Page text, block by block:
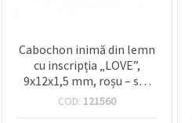
Cabochon inimă din lemn
cu inscripția „LOVE”,
9x12x1,5 mm, roșu – set
10 bucăți
COD: 121560